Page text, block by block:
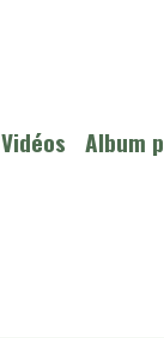
Vidéos Album